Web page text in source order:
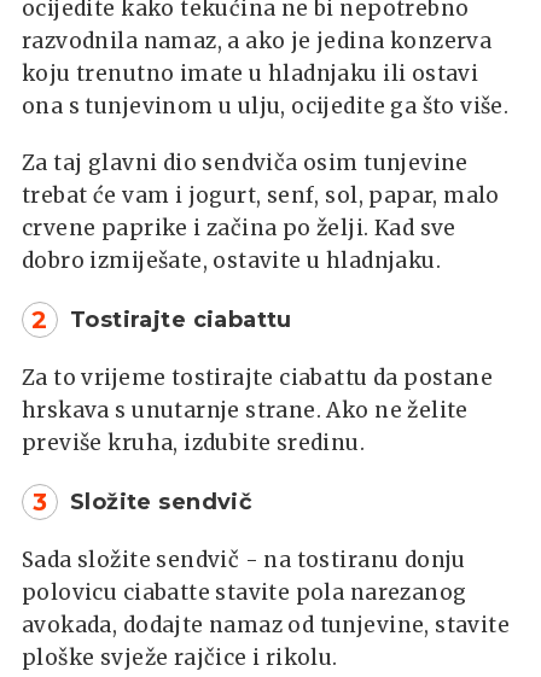
ocijedite kako tekućina ne bi nepotrebno
razvodnila namaz, a ako je jedina konzerva
koju trenutno imate u hladnjaku ili ostavi
ona s tunjevinom u ulju, ocijedite ga što više.
Za taj glavni dio sendviča osim tunjevine
trebat će vam i jogurt, senf, sol, papar, malo
crvene paprike i začina po želji. Kad sve
dobro izmiješate, ostavite u hladnjaku.
2 Tostirajte ciabattu
Za to vrijeme tostirajte ciabattu da postane
hrskava s unutarnje strane. Ako ne želite
previše kruha, izdubite sredinu.
3 Složite sendvič
Sada složite sendvič - na tostiranu donju
polovicu ciabatte stavite pola narezanog
avokada, dodajte namaz od tunjevine, stavite
ploške svježe rajčice i rikolu.